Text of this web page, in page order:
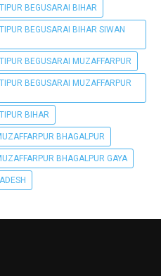
BEGUSARAI BIHAR
BEGUSARAI BIHAR SIWAN
BEGUSARAI MUZAFFARPUR
BEGUSARAI MUZAFFARPUR
BIHAR
BHAGALPUR
BHAGALPUR GAYA